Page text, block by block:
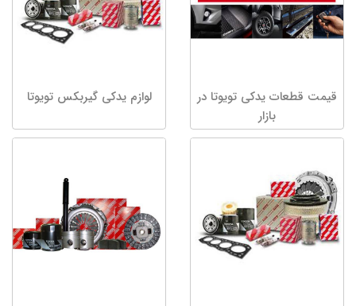
قیمت قطعات یدکی تویوتا در
بازار
لوازم یدکی گیربکس تویوتا